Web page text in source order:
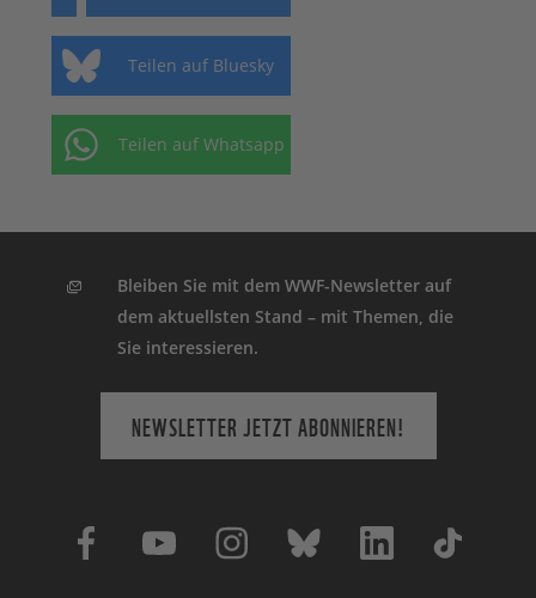
Teilen auf Bluesky
Teilen auf Whatsapp
Bleiben Sie mit dem WWF-Newsletter auf
dem aktuellsten Stand – mit Themen, die
Sie interessieren.
NEWSLETTER JETZT ABONNIEREN!